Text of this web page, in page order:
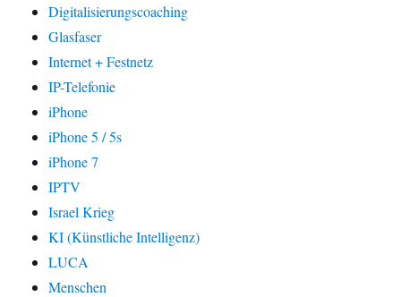
Digitalisierungscoaching
Glasfaser
Internet + Festnetz
IP-Telefonie
iPhone
iPhone 5 / 5s
iPhone 7
IPTV
Israel Krieg
KI (Künstliche Intelligenz)
LUCA
Menschen